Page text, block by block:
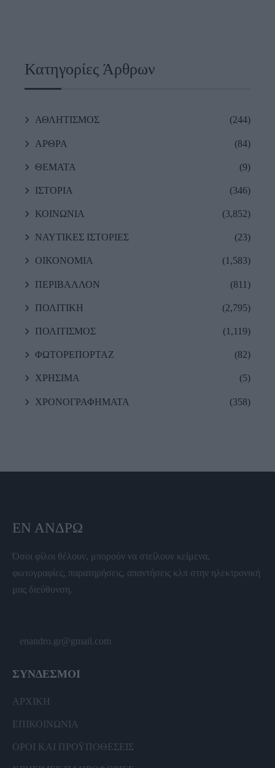
Κατηγορίες Άρθρων
ΑΘΛΗΤΙΣΜΟΣ (244)
ΑΡΘΡΑ (84)
ΘΕΜΑΤΑ (9)
ΙΣΤΟΡΙΑ (346)
ΚΟΙΝΩΝΙΑ (3,852)
ΝΑΥΤΙΚΕΣ ΙΣΤΟΡΙΕΣ (23)
ΟΙΚΟΝΟΜΙΑ (1,583)
ΠΕΡΙΒΑΛΛΟΝ (811)
ΠΟΛΙΤΙΚΗ (2,795)
ΠΟΛΙΤΙΣΜΟΣ (1,119)
ΦΩΤΟΡΕΠΟΡΤΑΖ (82)
ΧΡΗΣΙΜΑ (5)
ΧΡΟΝΟΓΡΑΦΗΜΑΤΑ (358)
ΕΝ ΆΝΔΡΩ
Όσοι φίλοι θέλουν, μπορούν να στείλουν κείμενα,
φωτογραφίες, παρατηρήσεις, απαντήσεις κλπ στην ηλεκτρονική
μας διεύθυνση.
enandro.gr@gmail.com
ΣΥΝΔΕΣΜΟΙ
ΑΡΧΙΚΗ
ΕΠΙΚΟΙΝΩΝΙΑ
ΟΡΟΙ ΚΑΙ ΠΡΟΫΠΟΘΕΣΕΙΣ